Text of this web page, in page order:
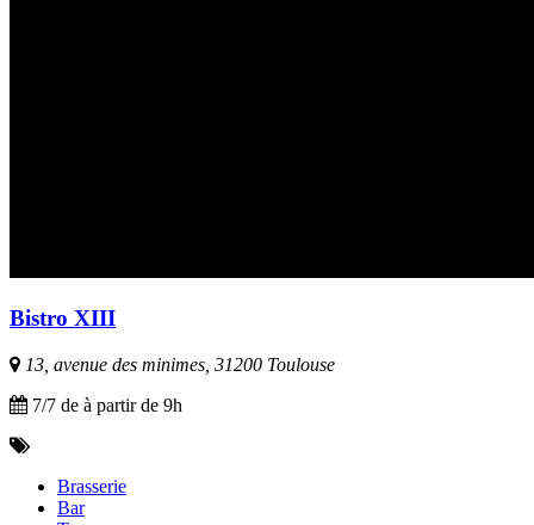
Bistro XIII
13, avenue des minimes, 31200 Toulouse
7/7 de à partir de 9h
Brasserie
Bar